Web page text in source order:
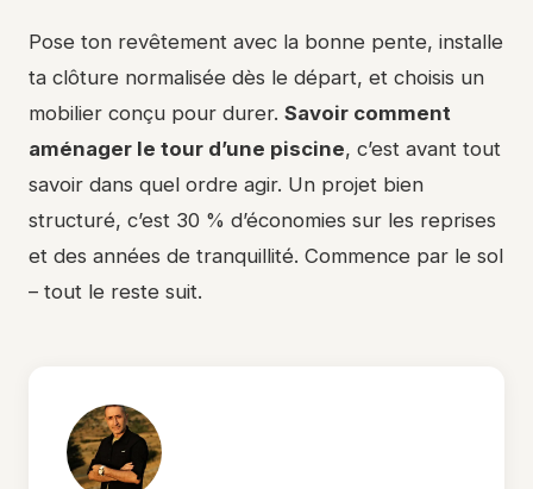
Pose ton revêtement avec la bonne pente, installe
ta clôture normalisée dès le départ, et choisis un
mobilier conçu pour durer. Savoir comment
aménager le tour d’une piscine, c’est avant tout
savoir dans quel ordre agir. Un projet bien
structuré, c’est 30 % d’économies sur les reprises
et des années de tranquillité. Commence par le sol
– tout le reste suit.